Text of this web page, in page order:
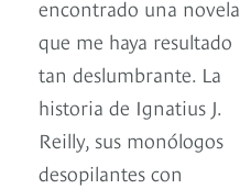
encontrado una novela
que me haya resultado
tan deslumbrante. La
historia de Ignatius J.
Reilly, sus monólogos
desopilantes con